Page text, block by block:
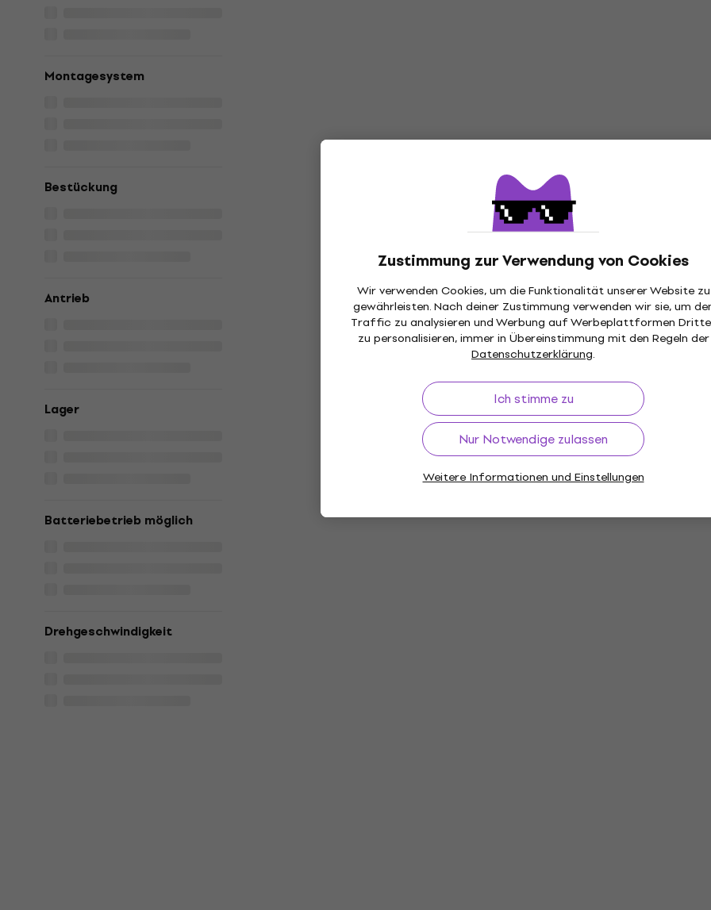
Zustimmung zur Verwendung von Cookies
Wir verwenden Cookies, um die Funktionalität unserer Website zu
gewährleisten. Nach deiner Zustimmung verwenden wir sie, um
Traffic zu analysieren und Werbung auf Werbeplattformen
zu personalisieren, immer in Übereinstimmung mit den Regeln der
Datenschutzerklärung.
Ich stimme zu
Nur Notwendige zulassen
Weitere Informationen und Einstellungen
Montagesystem
Bestückung
Antrieb
Lager
Batteriebetrieb möglich
Drehgeschwindigkeit